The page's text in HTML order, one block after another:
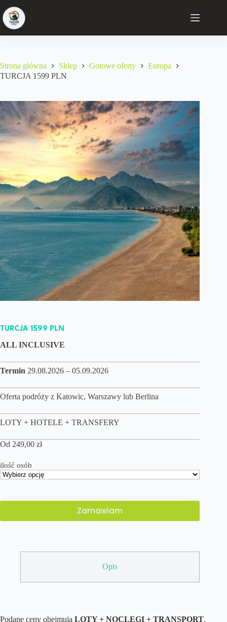
Strona główna Sklep Gotowe oferty
Europa
TURCJA 1599 PLN
TURCJA 1599 PLN
ALL INCLUSIVE
Termin 29.08.2026 – 05.09.2026
Oferta podróży z Katowic, Warszawy lub Berlina
LOTY + HOTELE + TRANSFERY
Od 249,00 zł
ilość osób
Zamawiam
Opis
Podane ceny obejmują LOTY + NOCLEGI + TRANSPORT.